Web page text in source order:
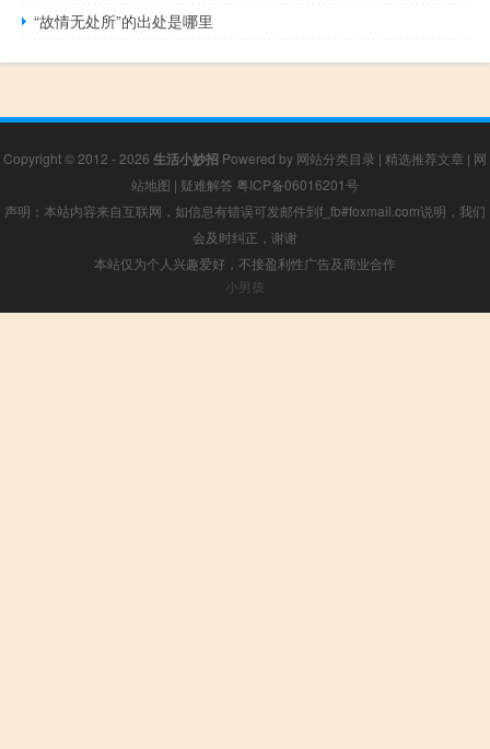
“故情无处所”的出处是哪里
Copyright © 2012 - 2026 生活小妙招 Powered by 网站分类目录 | 精选推荐文章 | 网
站地图 | 疑难解答 粤ICP备06016201号
声明：本站内容来自互联网，如信息有错误可发邮件到f_fb#foxmail.com说明，我们
会及时纠正，谢谢
本站仅为个人兴趣爱好，不接盈利性广告及商业合作
小男孩